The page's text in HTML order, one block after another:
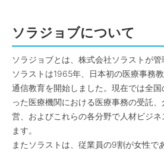
ソラジョブについて
ソラジョブとは、株式会社ソラストが管
ソラストは1965年、日本初の医療事務
通信教育を開始しました。現在では全
った医療機関における医療事務の受託
営、およびこれらの各分野で人材ビジ
ます。
またソラストは、従業員の9割が女性で